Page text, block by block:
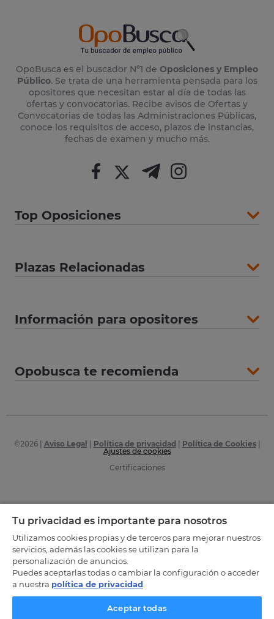
OpoBusca es el buscador Nº1 de Oposiciones y Empleo
Público. Se trata de una herramienta pensada para los
opositores que necesitan estar al día de todas las
ofertas y convocatorias. Recibe avisos de Ofertas y
Convocatorias de todas las Administraciones Públicas,
conoce los requisitos de acceso, plazos de instancias,
fechas de examen y mucho más.
Top Oposiciones
Plazas Relacionadas
Información para opositores
Opobusca te recomienda
©2026| Aviso Legal Política de privacidad Política de Cookies|
Ajustes de cookies
Certificaciones
Tu privacidad es importante para nosotros
Utilizamos cookies propias y de terceros para mejorar nuestros
servicios, además las cookies se utilizan para la
personalización de anuncios.
Puedes aceptarlas todas o cambiar la configuración o acceder
a nuestra política de privacidad
Aceptar todas